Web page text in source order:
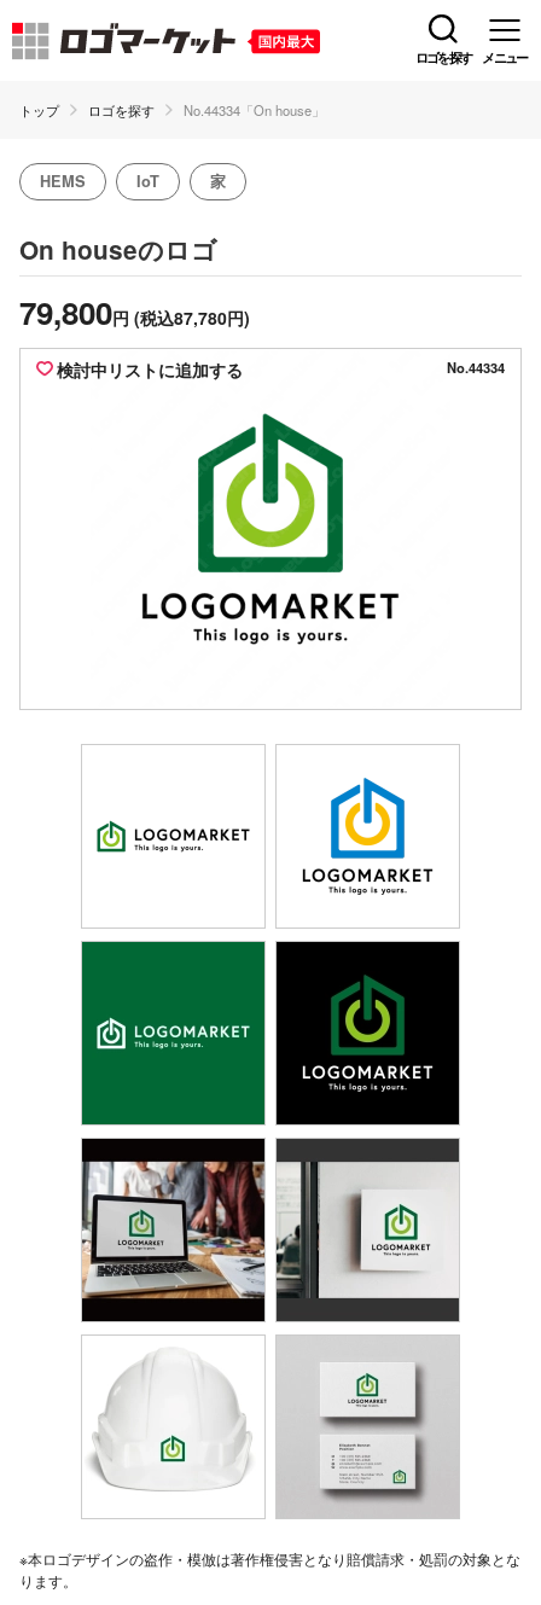
ロゴを探す メニュー
トップ ロゴを探す No.44334「On house」
HEMS IoT 家
On houseのロゴ
79,800円 (税込87,780円)
検討中リストに追加する No.44334
※本ロゴデザインの盗作・模倣は著作権侵害となり賠償請求・処罰の対象とな
ります。